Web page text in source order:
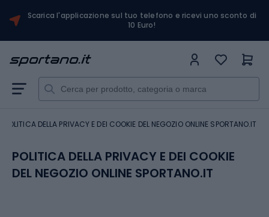
Scarica l'applicazione sul tuo telefono e ricevi uno sconto di
10 Euro!
POLITICA DELLA PRIVACY E DEI COOKIE DEL NEGOZIO ONLINE SPORTANO.IT
POLITICA DELLA PRIVACY E DEI COOKIE
DEL NEGOZIO ONLINE SPORTANO.IT